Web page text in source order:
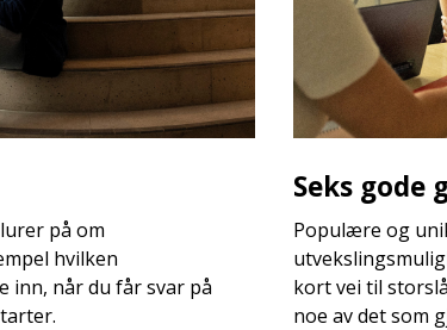
på om
hvilken
inn, når du får svar på
Seks gode
Populære og
kort vei til
noe av det som